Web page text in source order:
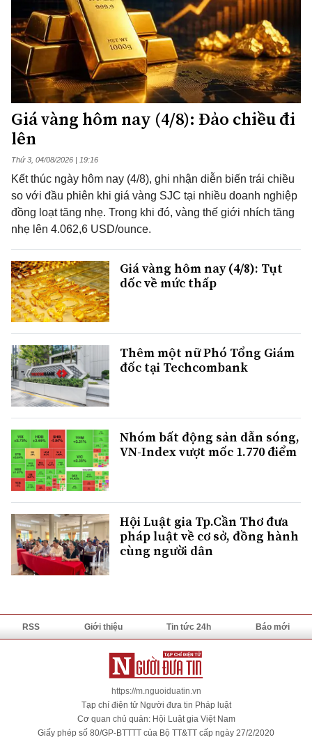
Giá vàng hôm nay (4/8): Đảo chiều đi
lên
Thứ 3, 04/08/2026 | 19:16
Kết thúc ngày hôm nay (4/8), ghi nhận diễn biến trái chiều
so với đầu phiên khi giá vàng SJC tại nhiều doanh nghiệp
đồng loạt tăng nhẹ. Trong khi đó, vàng thế giới nhích tăng
nhẹ lên 4.062,6 USD/ounce.
Giá vàng hôm nay (4/8): Tụt
dốc về mức thấp
Thêm một nữ Phó Tổng Giám
đốc tại Techcombank
Nhóm bất động sản dẫn sóng,
VN-Index vượt mốc 1.770 điểm
Hội Luật gia Tp.Cần Thơ đưa
pháp luật về cơ sở, đồng hành
cùng người dân
RSS Giới thiệu Tin tức 24h Báo mới
https://m.nguoiduatin.vn
Tạp chí điện tử Người đưa tin Pháp luật
Cơ quan chủ quản: Hội Luật gia Việt Nam
Giấy phép số 80/GP-BTTTT của Bộ TT&TT cấp ngày 27/2/2020